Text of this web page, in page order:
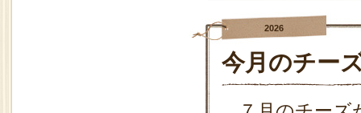
2026
今月のチー